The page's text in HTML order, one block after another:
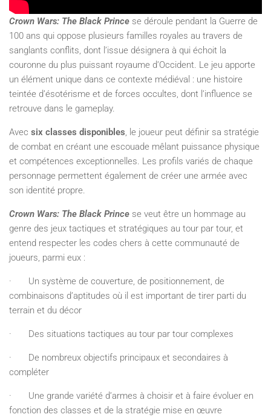
Crown Wars: The Black Prince se déroule pendant la Guerre de
100 ans qui oppose plusieurs familles royales au travers de
sanglants conflits, dont l’issue désignera à qui échoit la
couronne du plus puissant royaume d’Occident. Le jeu apporte
un élément unique dans ce contexte médiéval : une histoire
teintée d’ésotérisme et de forces occultes, dont l’influence se
retrouve dans le gameplay.
Avec six classes disponibles, le joueur peut définir sa stratégie
de combat en créant une escouade mêlant puissance physique
et compétences exceptionnelles. Les profils variés de chaque
personnage permettent également de créer une armée avec
son identité propre.
Crown Wars: The Black Prince se veut être un hommage au
genre des jeux tactiques et stratégiques au tour par tour, et
entend respecter les codes chers à cette communauté de
joueurs, parmi eux :
· Un système de couverture, de positionnement, de
combinaisons d’aptitudes où il est important de tirer parti du
terrain et du décor
· Des situations tactiques au tour par tour complexes
· De nombreux objectifs principaux et secondaires à
compléter
· Une grande variété d’armes à choisir et à faire évoluer en
fonction des classes et de la stratégie mise en œuvre